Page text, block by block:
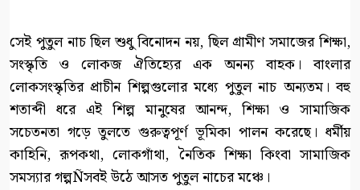
সেই পুতুল নাচ ছিল শুধু বিনোদন নয়, ছিল গ্রামীণ সমাজের শিক্ষা,
সংস্কৃতি ও লোকজ ঐতিহ্যের এক অনন্য বাহক। বাংলার
লোকসংস্কৃতির প্রাচীন শিল্পগুলোর মধ্যে পুতুল নাচ অন্যতম। বহু
শতাব্দী ধরে এই শিল্প মানুষের আনন্দ, শিক্ষা ও সামাজিক
সচেতনতা গড়ে তুলতে গুরুত্বপূর্ণ ভূমিকা পালন করেছে। ধর্মীয়
কাহিনি, রূপকথা, লোকগাঁথা, নৈতিক শিক্ষা কিংবা সামাজিক
সমস্যার গল্পÑসবই উঠে আসত পুতুল নাচের মঞ্চে।